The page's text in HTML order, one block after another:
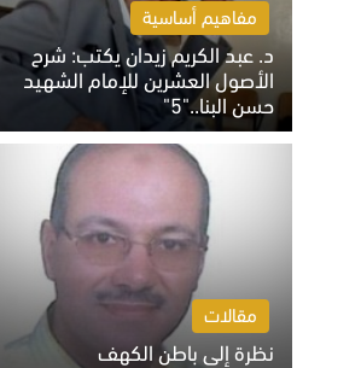
مفاهيم أساسية
د. عبد الكريم زيدان يكتب: شرح
الأصول العشرين للإمام الشهيد
حسن البنا.."5"
السبت 8 أغسطس 2026 10:46 ص
مقالات
نظرة إلى باطن الكهف